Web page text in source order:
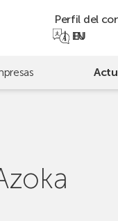
Perfil del
EU
EN